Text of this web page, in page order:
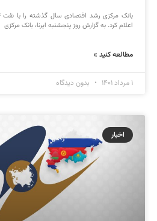
اعلام کرد. به گزارش روز پنجشنبه ایرنا، بانک مرکزی
مطالعه کنید »
۱ مرداد ۱۴۰۱ بدون دیدگاه
اخبار